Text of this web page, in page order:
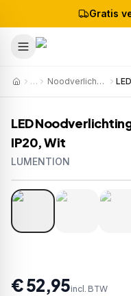
Gratis
… Noodverlichting
LED
IP20, Wit
LUMENTION
Artikelnr:1029-
€ 52,95incl. BTW